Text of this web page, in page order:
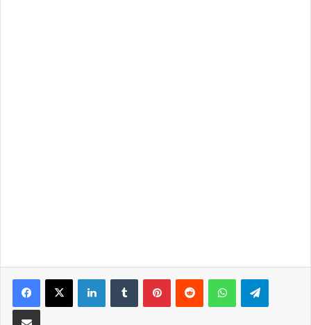
LinkedInTumblrPinterestReddit WhatsApp
Partilhar Via Email